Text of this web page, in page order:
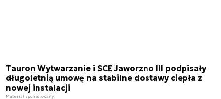
Tauron Wytwarzanie i SCE Jaworzno III podpisały
długoletnią umowę na stabilne dostawy ciepła z
nowej instalacji
Materiał sponsorowany